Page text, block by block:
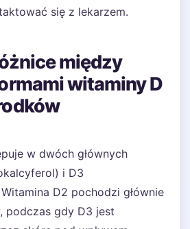
się z lekarzem.
między
witaminy D
w dwóch głównych
i D3
D2 pochodzi głównie
podczas gdy D3 jest